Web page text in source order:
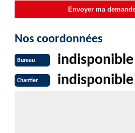
Nos coordonnées
Bureau indisponible
Chantier indisponible